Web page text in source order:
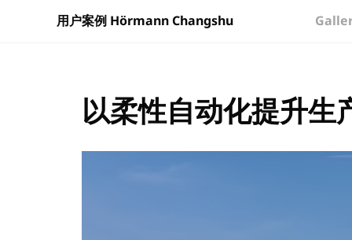
用户案例 Hörmann Changshu
以柔性自动化提升生